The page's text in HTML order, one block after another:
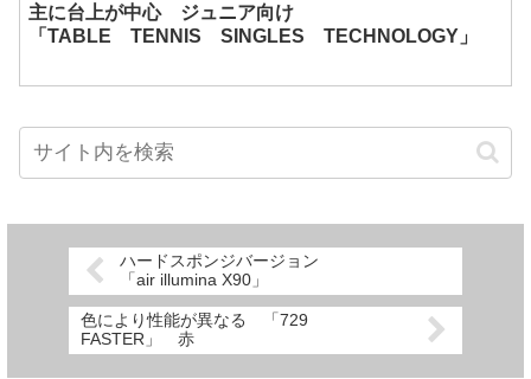
主に台上が中心 ジュニア向け
「TABLE TENNIS SINGLES TECHNOLOGY」
ハードスポンジバージョン
「air illumina X90」
色により性能が異なる 「729
FASTER」 赤